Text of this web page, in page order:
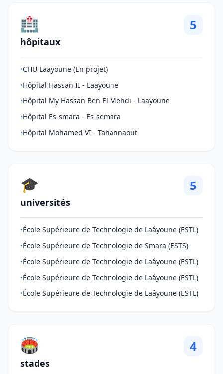
🏥
hôpitaux
5
•CHU Laayoune (En projet)
•Hôpital Hassan II - Laayoune
•Hôpital My Hassan Ben El Mehdi - Laayoune
•Hôpital Es-smara - Es-semara
•Hôpital Mohamed VI - Tahannaout
🎓
universités
5
•École Supérieure de Technologie de Laâyoune (ESTL)
•École Supérieure de Technologie de Smara (ESTS)
•École Supérieure de Technologie de Laâyoune (ESTL)
•École Supérieure de Technologie de Laâyoune (ESTL)
•École Supérieure de Technologie de Laâyoune (ESTL)
🏟️
stades
4